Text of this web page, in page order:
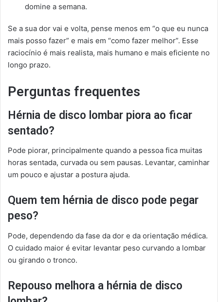
domine a semana.
Se a sua dor vai e volta, pense menos em “o que eu nunca
mais posso fazer” e mais em “como fazer melhor”. Esse
raciocínio é mais realista, mais humano e mais eficiente no
longo prazo.
Perguntas frequentes
Hérnia de disco lombar piora ao ficar
sentado?
Pode piorar, principalmente quando a pessoa fica muitas
horas sentada, curvada ou sem pausas. Levantar, caminhar
um pouco e ajustar a postura ajuda.
Quem tem hérnia de disco pode pegar
peso?
Pode, dependendo da fase da dor e da orientação médica.
O cuidado maior é evitar levantar peso curvando a lombar
ou girando o tronco.
Repouso melhora a hérnia de disco